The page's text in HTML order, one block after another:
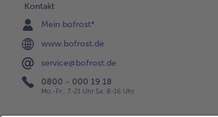
Kontakt
Mein bofrost*
www.bofrost.de
service@bofrost.de
0800 - 000 19 18
Mo.-Fr.: 7-21 Uhr Sa: 8-16 Uhr